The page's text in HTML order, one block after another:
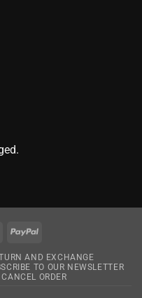
MasterCardPayPal
AND EXCHANGE
TO OUR NEWSLETTER
CANCEL ORDER